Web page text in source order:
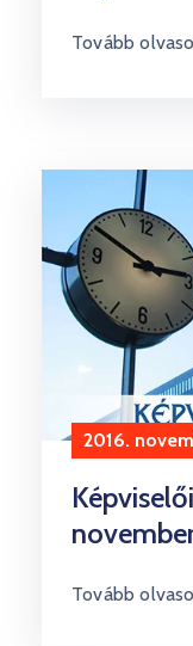
Tovább
2016.
Tovább